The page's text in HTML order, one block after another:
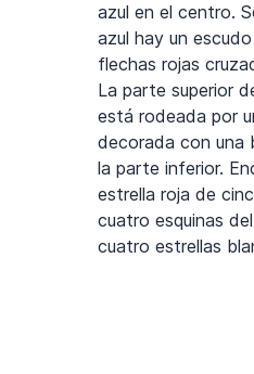
azul en el centro.
azul hay un
flechas rojas
La parte superior
está rodeada por
decorada con una
la parte inferior.
estrella roja de
cuatro esquinas
cuatro estrellas